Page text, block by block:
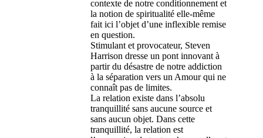
contexte de notre conditionnement et
la notion de spiritualité elle-même
fait ici l’objet d’une inflexible remise
en question.
Stimulant et provocateur, Steven
Harrison dresse un pont innovant à
partir du désastre de notre addiction
à la séparation vers un Amour qui ne
connaît pas de limites.
La relation existe dans l’absolu
tranquillité sans aucune source et
sans aucun objet. Dans cette
tranquillité, la relation est